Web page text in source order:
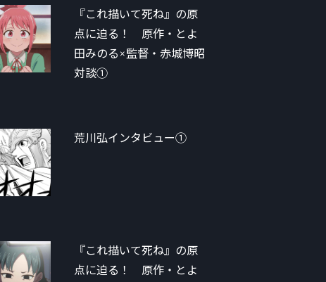
『これ描いて死ね』の原
点に迫る！ 原作・とよ
田みのる×監督・赤城博昭
対談①
荒川弘インタビュー①
『これ描いて死ね』の原
点に迫る！ 原作・とよ